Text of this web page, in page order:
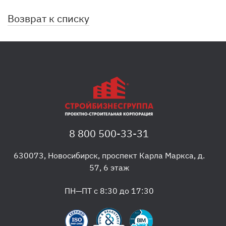
Возврат к списку
8 800 500-33-31
630073, Новосибирск, проспект Карла Маркса, д.
57, 6 этаж
ПН—ПТ с 8:30 до 17:30